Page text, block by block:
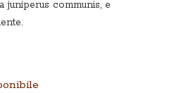
communis, e